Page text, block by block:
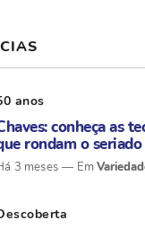
anos
conheça as
rondam o
3 meses